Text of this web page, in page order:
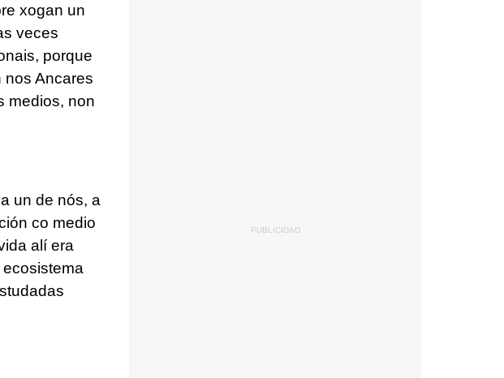
xogan un
veces
porque
nos Ancares
medios, non
un de nós, a
co medio
alí era